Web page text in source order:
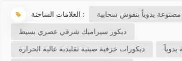
العلامات الساخنة :
يدوياً بنقوش سحابية
ديكور سيراميك شرقي عصري بسيط
ديكورات خزفية صينية تقليدية عالية الحرارة